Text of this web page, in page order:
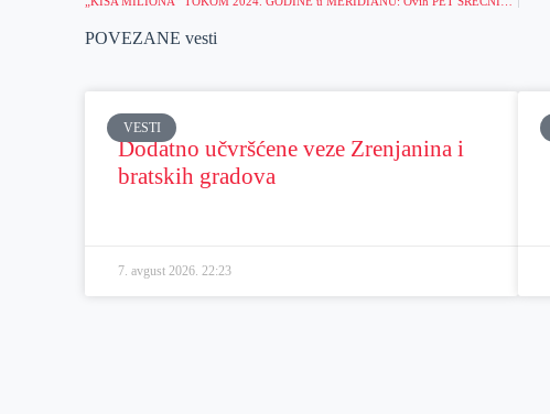
POVEZANE vesti
VESTI
Dodatno učvršćene veze Zrenjanina i
bratskih gradova
7. avgust 2026.22:23